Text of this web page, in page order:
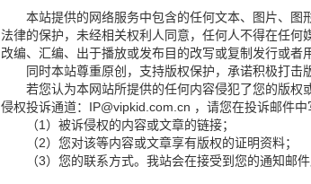
本站提供的网络服务中包含的任何文本、图片、
法律的保护，未经相关权利人同意，任何人不得在任何
改编、汇编、出于播放或发布目的改写或复制发行或者
同时本站尊重原创，支持版权保护，承诺积极打击
若您认为本网站所提供的任何内容侵犯了您的版权
侵权投诉通道：IP@vipkid.com.cn ，请您在投诉邮件中
（1）被诉侵权的内容或文章的链接；
（2）您对该等内容或文章享有版权的证明资料；
（3）您的联系方式。我站会在接受到您的通知邮